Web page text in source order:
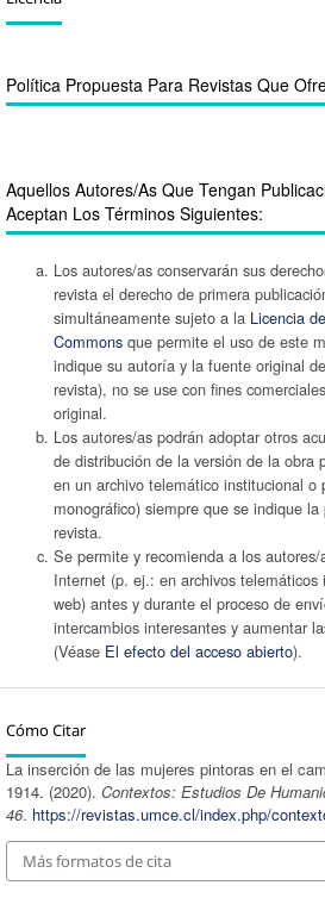
Política Propuesta Para Revistas Que
Aquellos Autores/as Que Tengan
Aceptan Los Términos Siguientes:
Los autores/as conservarán sus
revista el derecho de primera
simultáneamente sujeto a la Licencia
Commonsque permite el uso de este
indique su autoría y la fuente original
revista), no se use con fines
original.
Los autores/as podrán adoptar otros
de distribución de la versión de la obra
en un archivo telemático institucional o
monográfico) siempre que se indique
revista.
Se permite y recomienda a los
Internet (p. ej.: en archivos
web) antes y durante el proceso de
intercambios interesantes y aumentar
(Véase El efecto del acceso abierto).
Cómo Citar
La inserción de las mujeres pintoras en el
1914. (2020). Contextos: Estudios De
46. https://revistas.umce.cl/index.php/
Más formatos de cita